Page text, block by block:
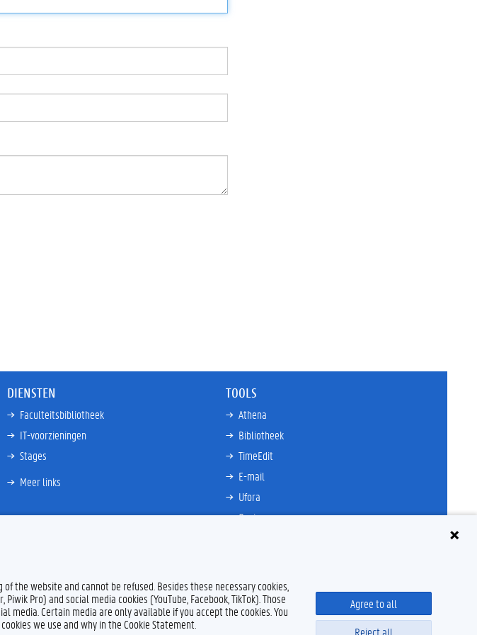
DIENSTEN
Faculteitsbibliotheek
IT-voorzieningen
Stages
Meer links
TOOLS
Athena
Bibliotheek
TimeEdit
E-mail
Ufora
Oasis
the website and cannot be refused. Besides these necessary cookies,
Pro) and social media cookies (YouTube, Facebook, TikTok). Those
Certain media are only available if you accept the cookies. You
we use and why in the Cookie Statement.
Agree to all
Reject all